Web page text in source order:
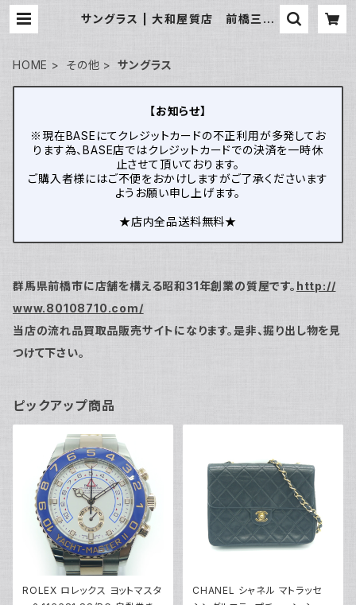
サングラス | 大和屋質店 前橋三俣
HOME その他 サングラス
【お知らせ】
※現在BASEにてクレジットカードの不正利用が多発してお
ります為、BASE店ではクレジットカードでの決済を一時休
止させて頂いております。
ご購入者様にはご不便をおかけしますがご了承くださいます
ようお願い申し上げます。
★店内全品送料無料★
群馬県前橋市に店舗を構える昭和31年創業の質屋です。 http://
www.80108710.com/
当店の流れ品買取品販売サイトになります。是非、掘り出し物を見
つけて下さい。
ピックアップ商品
ROLEX ロレックス ヨットマスタ
CHANEL シャネル マトラッセ